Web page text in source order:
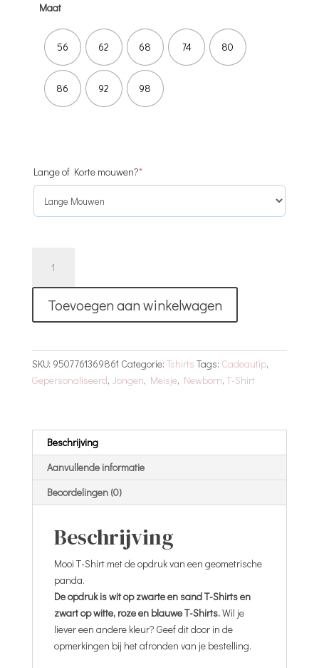
Maat
56 62 68 74 80
86 92 98
Lange of Korte mouwen?*(required)
|
Geometric
Panda
Toevoegen aan winkelwagen
SKU: 9507761369861 Categorie: Tshirts Tags: Cadeautip,
Gepersonaliseerd, Jongen, Meisje, Newborn, T-Shirt
Beschrijving
Aanvullende informatie
Beoordelingen (0)
Beschrijving
Mooi T-Shirt met de opdruk van een geometrische
panda.
De opdruk is wit op zwarte en sand T-Shirts en
zwart op witte, roze en blauwe T-Shirts.Wil je
liever een andere kleur? Geef dit door in de
opmerkingen bij het afronden van je bestelling.